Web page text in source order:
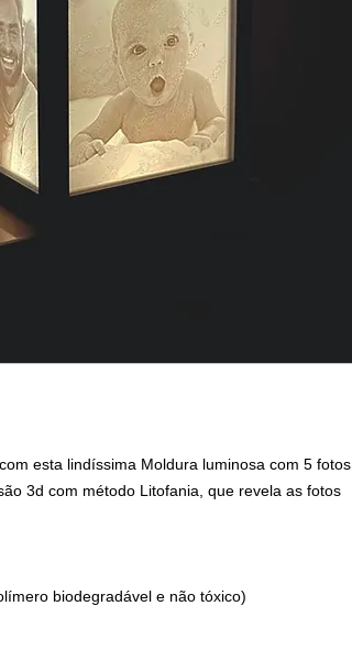
esta lindíssima Moldura luminosa com 5 fotos.
3d com método Litofania, que revela as fotos
biodegradável e não tóxico)